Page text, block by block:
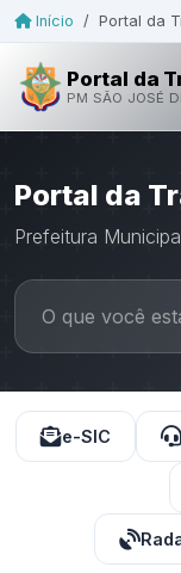
Início / Portal da
Portal da
PM SÃO JOSÉ
Portal da
Prefeitura
e-SIC